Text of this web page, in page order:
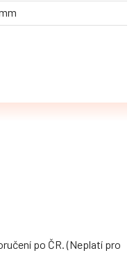
po ČR. (Neplatí pro